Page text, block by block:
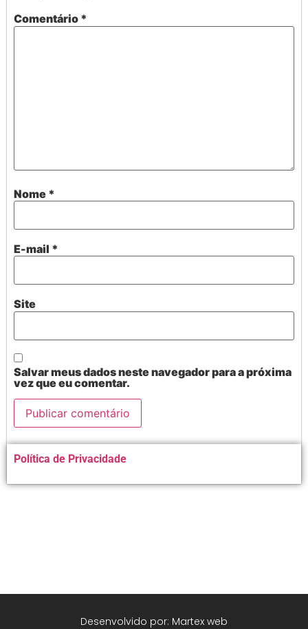
Comentário *
Nome *
E-mail *
Site
Salvar meus dados neste navegador para a próxima
vez que eu comentar.
Alternative:
Política de Privacidade
Desenvolvido por: Martex web